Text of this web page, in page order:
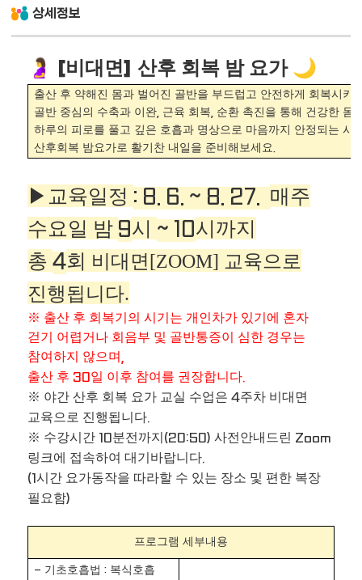
상세정보
🤰 [비대면] 산후 회복 밤 요가 🌙
출산 후 약해진 몸과 벌어진 골반을 부드럽고 안전하게 회복시키
골반 중심의 수축과 이완, 근육 회복, 순환 촉진을 통해 건강한 몸
하루의 피로를 풀고 깊은 호흡과 명상으로 마음까지 안정되는 시
산후회복 밤요가로 활기찬 내일을 준비해보세요.
▶ 교육일정 : 8. 6. ~ 8. 27. 매주
수요일 밤 9시 ~ 10시까지
총 4회 비대면[ZOOM] 교육으로
진행됩니다.
※ 출산 후 회복기의 시기는 개인차가 있기에 혼자
걷기 어렵거나 회음부 및 골반통증이 심한 경우는
참여하지 않으며,
출산 후 30일 이후 참여를 권장합니다.
※ 야간 산후 회복 요가 교실 수업은 4주차 비대면
교육으로 진행됩니다.
※ 수강시간 10분전까지 (20:50) 사전안내드린 Zoom
링크에 접속하여 대기바랍니다.
(1시간 요가동작을 따라할 수 있는 장소 및 편한 복장
필요함)
프로그램 세부내용
- 기초호흡법 : 복식호흡